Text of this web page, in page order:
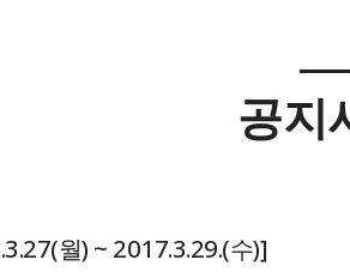
공지
월) ~ 2017.3.29.(수)]